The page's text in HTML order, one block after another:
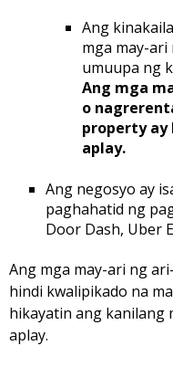
Ang
mga may-
umuupa ng
Ang mga
o
property ay
aplay.
Ang negosyo ay
paghahatid ng
Door Dash, Uber
Ang mga may-ari ng
hindi kwalipikado na
hikayatin ang kanilang
aplay.